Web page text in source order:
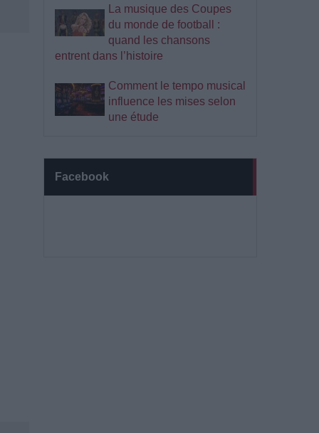
La musique des Coupes
du monde de football :
quand les chansons
entrent dans l’histoire
Comment le tempo musical
influence les mises selon
une étude
Facebook